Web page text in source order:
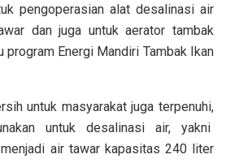
pengoperasian alat desalinasi air
dan juga untuk aerator tambak
program Energi Mandiri Tambak Ikan
untuk masyarakat juga terpenuhi,
untuk desalinasi air, yakni
air tawar kapasitas 240 liter